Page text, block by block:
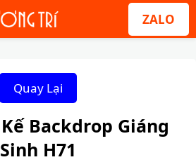
ZALO
Quay Lại
Backdrop Giáng
Sinh H71